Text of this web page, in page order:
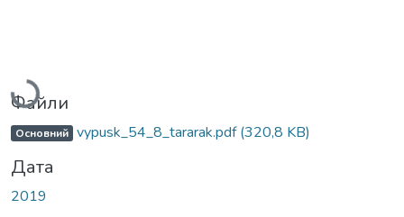
Вантажиться...
Файли
Основний vypusk_54_8_tararak.pdf(320,8 KB)
Дата
2019